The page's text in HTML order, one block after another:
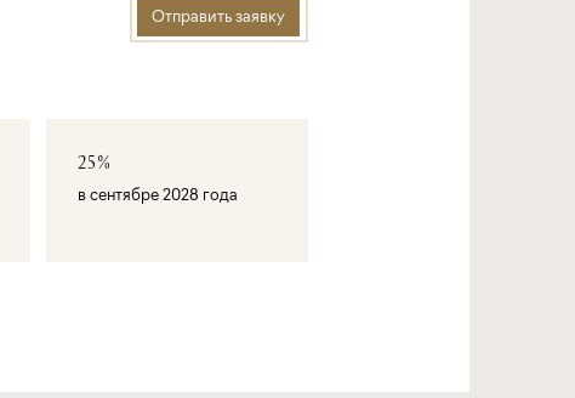
Отправить заявку
25%
в сентябре 2028 года